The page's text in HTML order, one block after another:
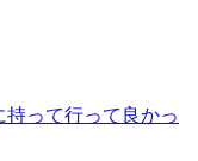
持って行って良かっ